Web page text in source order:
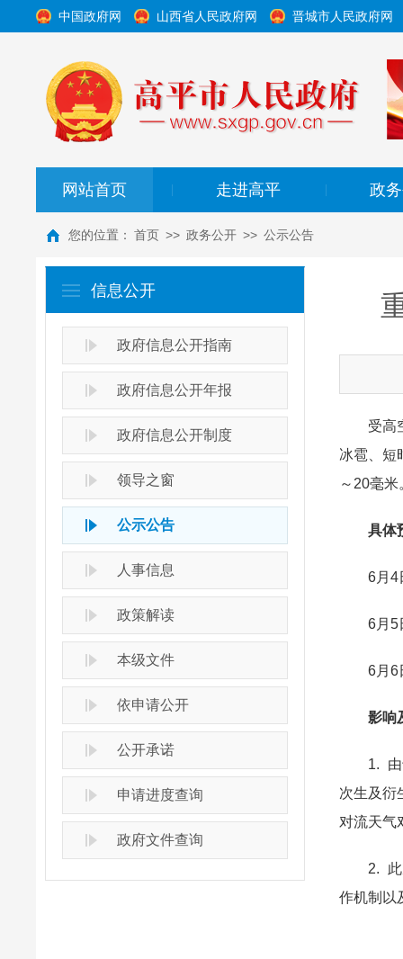
中国政府网 山西省人民政府网 晋城市人民政府网
网站首页 走进高平 政
您的位置： 首页 >> 政务公开 >> 公示公告
信息公开
政府信息公开指南
政府信息公开年报
政府信息公开制度
领导之窗
公示公告
人事信息
政策解读
本级文件
依申请公开
公开承诺
申请进度查询
政府文件查询
受高空
冰雹、短
～20毫米
具体
6月4日
6月5日
6月6日
影响
1. 由于
次生及衍
对流天气
2. 此次
作机制以